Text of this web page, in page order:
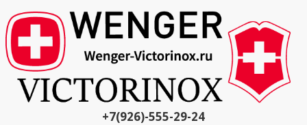
+7(926)-555-29-24